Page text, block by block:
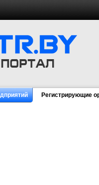
Регистрирующие